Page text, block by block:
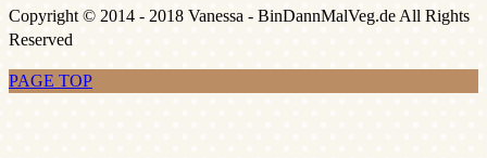
Copyright © 2014 - 2018 Vanessa - BinDannMalVeg.de All Rights
Reserved
PAGE TOP